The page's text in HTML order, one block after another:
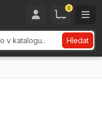
0
Hledat